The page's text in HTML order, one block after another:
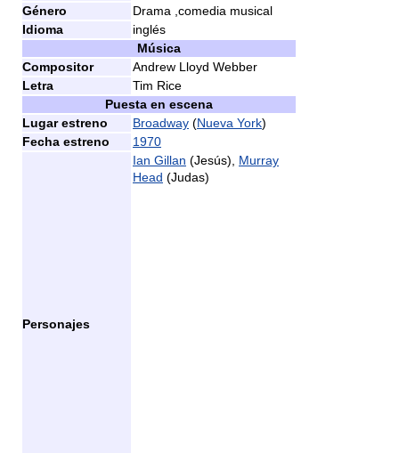
Género
Drama ,comedia musical
Idioma
inglés
Música
Compositor
Andrew Lloyd Webber
Letra
Tim Rice
Puesta en escena
Lugar estreno
Broadway (Nueva York)
Fecha estreno
1970
Personajes
Ian Gillan (Jesús), Murray
Head (Judas)